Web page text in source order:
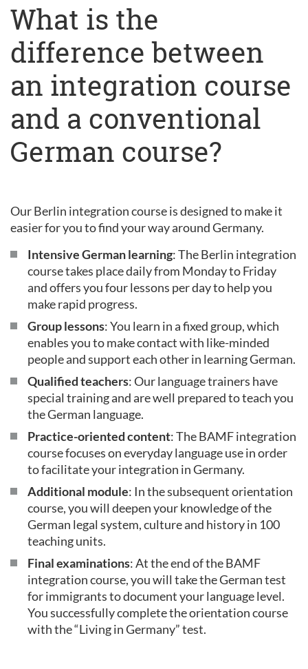
What is the
difference between
an integration course
and a conventional
German course?
Our Berlin integration course is designed to make it
easier for you to find your way around Germany.
Intensive German learning: The Berlin integration
course takes place daily from Monday to Friday
and offers you four lessons per day to help you
make rapid progress.
Group lessons: You learn in a fixed group, which
enables you to make contact with like-minded
people and support each other in learning German.
Qualified teachers: Our language trainers have
special training and are well prepared to teach you
the German language.
Practice-oriented content: The BAMF integration
course focuses on everyday language use in order
to facilitate your integration in Germany.
Additional module: In the subsequent orientation
course, you will deepen your knowledge of the
German legal system, culture and history in 100
teaching units.
Final examinations: At the end of the BAMF
integration course, you will take the German test
for immigrants to document your language level.
You successfully complete the orientation course
with the “Living in Germany” test.